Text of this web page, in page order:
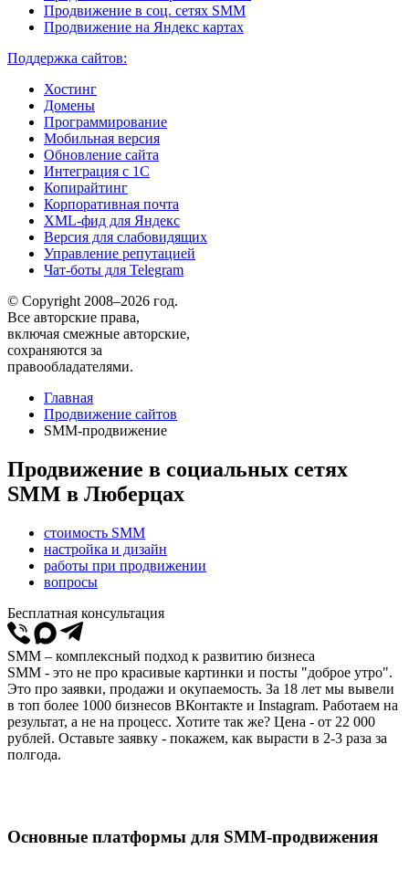
Продвижение в соц. сетях SMM
Продвижение на Яндекс картах
Поддержка сайтов:
Хостинг
Домены
Программирование
Мобильная версия
Обновление сайта
Интеграция с 1С
Копирайтинг
Корпоративная почта
XML-фид для Яндекс
Версия для слабовидящих
Управление репутацией
Чат-боты для Telegram
© Copyright 2008–2026 год.
Все авторские права,
включая смежные авторские,
сохраняются за
правообладателями.
Главная
Продвижение сайтов
SMM-продвижение
Продвижение в социальных сетях
SMM в Люберцах
стоимость SMM
настройка и дизайн
работы при продвижении
вопросы
Бесплатная консультация
SMM – комплексный подход к развитию бизнеса
SMM - это не про красивые картинки и посты "доброе утро".
Это про заявки, продажи и окупаемость. За 18 лет мы вывели
в топ более 1000 бизнесов ВКонтакте и Instagram. Работаем на
результат, а не на процесс. Хотите так же? Цена - от 22 000
рублей. Оставьте заявку - покажем, как вырасти в 2-3 раза за
полгода.
Основные платформы для SMM-продвижения